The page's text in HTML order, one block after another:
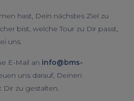
hast, Dein nächstes Ziel zu
bist, welche Tour zu Dir passt,
uns.
E-Mail an info@bms-
uns darauf, Deinen
zu gestalten.